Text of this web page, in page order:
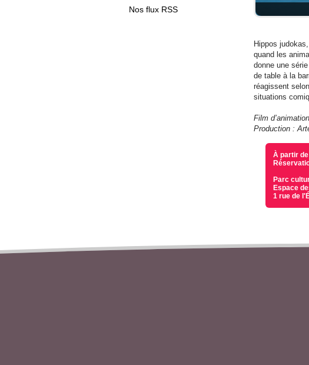
Nos flux RSS
Hippos
quand les
donne une
de table à la
réagissent
situations
Film
Production :
À partir
Parc
Espace
1 rue de